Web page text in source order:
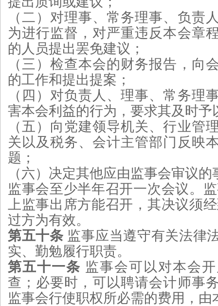
（二）对理事、常务理事、负责
为进行监督，对严重违反本会章
的人员提出罢免建议；
（三）检查本会的财务报告，向
的工作和提出提案；
（四）对负责人、理事、常务理
害本会利益的行为，要求其及时予
（五）向党建领导机关、行业管
关以及税务、会计主管部门反映
题；
（六）决定其他应由监事会审议的
监事会至少半年召开一次会议。
上监事出席方能召开，其决议须
过方为有效。
第五十条 监事应当遵守有关法律
实、勤勉履行职责。
第五十一条 监事会可以对本会
查；必要时，可以聘请会计师事
监事会行使职权所必需的费用，由